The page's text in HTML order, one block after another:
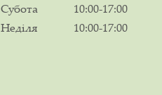
Субота
10:00-17:00
Неділя
10:00-17:00